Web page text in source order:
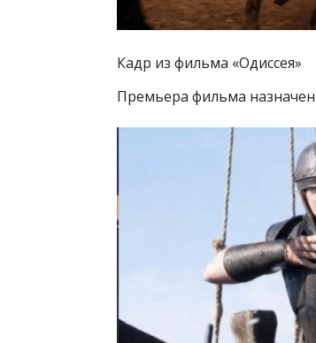
Кадр из фильма «Одиссея»
Премьера фильма